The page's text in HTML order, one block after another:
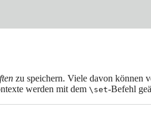
zu speichern. Viele davon können
werden mit dem \set-Befehl